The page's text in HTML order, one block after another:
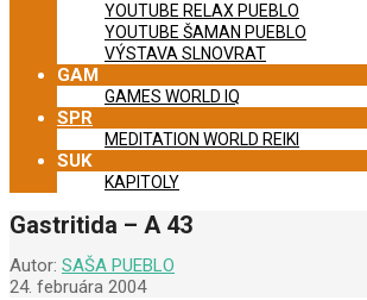
YOUTUBE RELAX PUEBLO
YOUTUBE ŠAMAN PUEBLO
VÝSTAVA SLNOVRAT
GAM
GAMES WORLD IQ
SPR
MEDITATION WORLD REIKI
SUK
KAPITOLY
Gastritida – A 43
Autor: SAŠA PUEBLO
24. februára 2004